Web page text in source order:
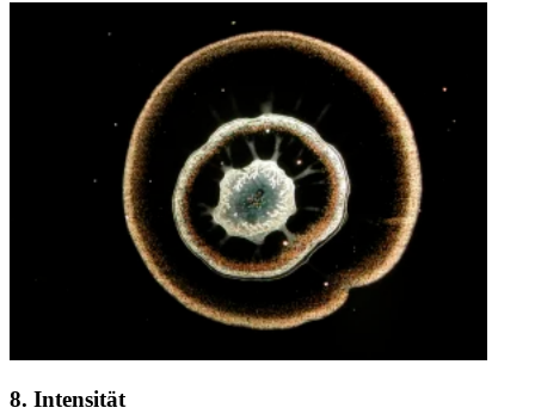
8. Intensität